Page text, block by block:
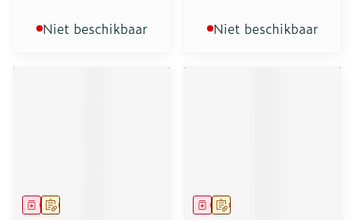
Niet beschikbaar Niet beschikbaar
Op voorschrift
Geneesmiddel Op voorschrift
Geneesmiddel